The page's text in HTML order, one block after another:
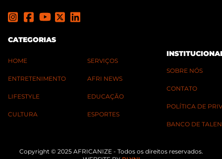
CATEGORIAS
HOME
ENTRETENIMENTO
LIFESTYLE
CULTURA
SERVIÇOS
AFRI NEWS
EDUCAÇÃO
ESPORTES
SOBRE NÓS
CONTATO
POLÍTICA DE
BANCO DE
Copyright © 2025 AFRICANIZE - Todos os direitos reservados.